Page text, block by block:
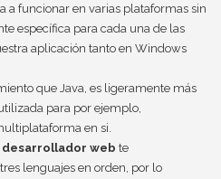
a funcionar en varias plataformas sin
específica para cada una de las
aplicación tanto en Windows
que Java, es ligeramente más
para por ejemplo,
en si.
desarrollador web te
lenguajes en orden, por lo